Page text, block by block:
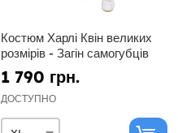
Костюм Харлі Квін великих
розмірів - Загін самогубців
1 790 грн.
ДОСТУПНО